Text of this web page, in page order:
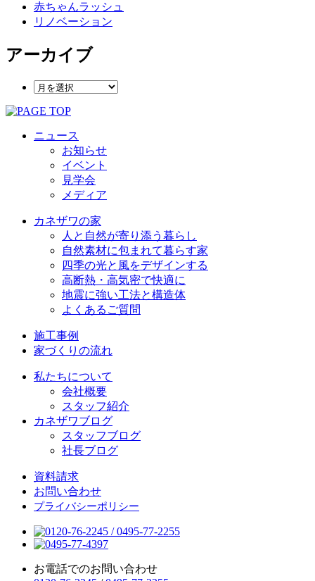
赤ちゃんラッシュ
リノベーション
アーカイブ
ニュース
お知らせ
イベント
見学会
メディア
カネザワの家
人と自然が寄り添う暮らし
自然素材に包まれて暮らす家
四季の光と風をデザインする
高断熱・高気密で快適に
地震に強い工法と構造体
よくあるご質問
施工事例
家づくりの流れ
私たちについて
会社概要
スタッフ紹介
カネザワブログ
スタッフブログ
社長ブログ
資料請求
お問い合わせ
プライバシーポリシー
お電話でのお問い合わせ